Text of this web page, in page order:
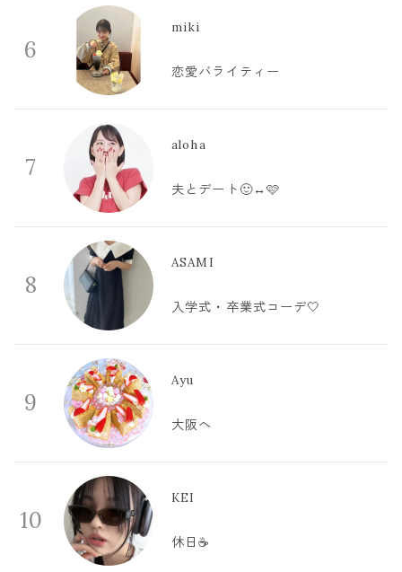
6
miki
恋愛バライティー
7
aloha
夫とデート🙂‍↔️🩷
8
ASAMI
入学式・卒業式コーデ🤍
9
Ayu
大阪へ
10
KEI
休日☕️